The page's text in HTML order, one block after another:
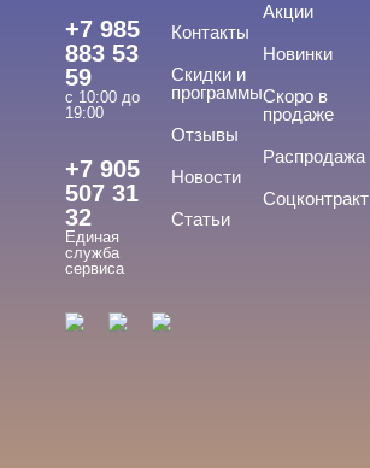
ЦЕНА
+7 985
883 53
59
с 10:00 до
19:00
+7 905
507 31
32
Единая
служба
сервиса
Контакты
Скидки и
программы
Отзывы
Новости
Статьи
Акции
Новинки
Скоро в
продаже
Распродажа
Соцконтракт